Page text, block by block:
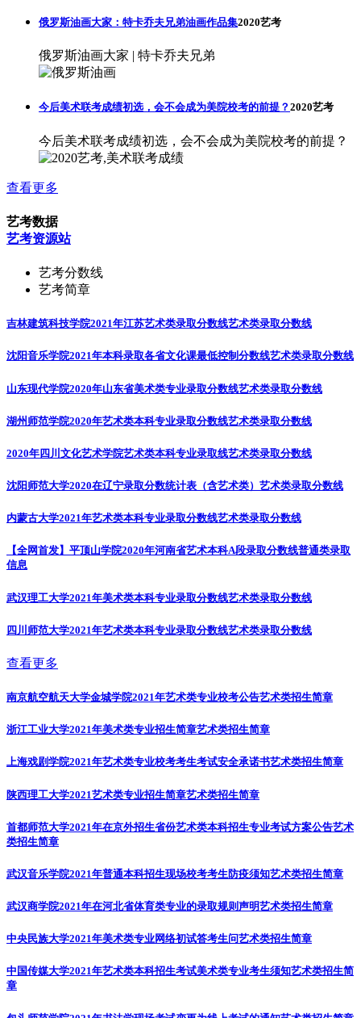
俄罗斯油画大家：特卡乔夫兄弟油画作品集2020艺考
俄罗斯油画大家 | 特卡乔夫兄弟
今后美术联考成绩初选，会不会成为美院校考的前提？ 2020艺考
今后美术联考成绩初选，会不会成为美院校考的前提？
查看更多
艺考数据
艺考资源站
艺考分数线
艺考简章
吉林建筑科技学院2021年江苏艺术类录取分数线艺术类录取分数线
沈阳音乐学院2021年本科录取各省文化课最低控制分数线艺术类录取分数线
山东现代学院2020年山东省美术类专业录取分数线艺术类录取分数线
湖州师范学院2020年艺术类本科专业录取分数线艺术类录取分数线
2020年四川文化艺术学院艺术类本科专业录取线艺术类录取分数线
沈阳师范大学2020在辽宁录取分数统计表（含艺术类） 艺术类录取分数线
内蒙古大学2021年艺术类本科专业录取分数线艺术类录取分数线
【全网首发】平顶山学院2020年河南省艺术本科A段录取分数线普通类录取
信息
武汉理工大学2021年美术类本科专业录取分数线艺术类录取分数线
四川师范大学2021年艺术类本科专业录取分数线艺术类录取分数线
查看更多
南京航空航天大学金城学院2021年艺术类专业校考公告艺术类招生简章
浙江工业大学2021年美术类专业招生简章艺术类招生简章
上海戏剧学院2021年艺术类专业校考考生考试安全承诺书艺术类招生简章
陕西理工大学2021艺术类专业招生简章艺术类招生简章
首都师范大学2021年在京外招生省份艺术类本科招生专业考试方案公告艺术
类招生简章
武汉音乐学院2021年普通本科招生现场校考考生防疫须知艺术类招生简章
武汉商学院2021年在河北省体育类专业的录取规则声明艺术类招生简章
中央民族大学2021年美术类专业网络初试答考生问艺术类招生简章
中国传媒大学2021年艺术类本科招生考试美术类专业考生须知艺术类招生简
章